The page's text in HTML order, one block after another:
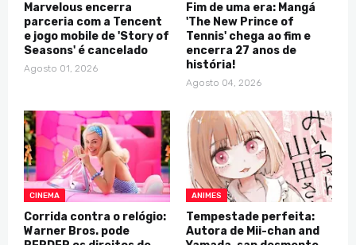
Marvelous encerra
parceria com a Tencent
e jogo mobile de 'Story of
Seasons' é cancelado
Agosto 01, 2026
Fim de uma era: Mangá
'The New Prince of
Tennis' chega ao fim e
encerra 27 anos de
história!
Agosto 04, 2026
CINEMA
Corrida contra o relógio:
Warner Bros. pode
ANIMES
Tempestade perfeita:
Autora de Mii-chan and